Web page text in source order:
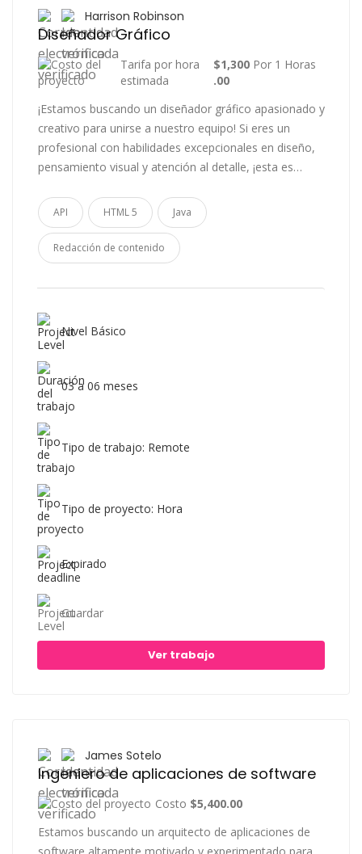
Harrison Robinson
Diseñador Gráfico
Tarifa por hora
estimada
$1,300
.00
Por 1 Horas
¡Estamos buscando un diseñador gráfico apasionado y
creativo para unirse a nuestro equipo! Si eres un
profesional con habilidades excepcionales en diseño,
pensamiento visual y atención al detalle, ¡esta es…
API HTML 5 Java
Redacción de contenido
Nivel Básico
03 a 06 meses
Tipo de trabajo: Remote
Tipo de proyecto: Hora
Expirado
Guardar
Ver trabajo
James Sotelo
Ingeniero de aplicaciones de software
Costo $5,400.00
Estamos buscando un arquitecto de aplicaciones de